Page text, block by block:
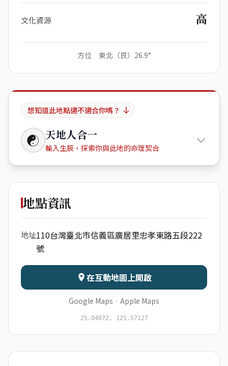
文化資源 高
方位 東北（艮）26.9°
想知道此地點適不適合你嗎？
☯ 天地人合一
輸入生辰，探索你與此地的命理契合
110台灣
地點資訊
地址110台灣臺北市信義區廣居里忠孝東路五段222
號
在互動地圖上開啟
Google Maps · Apple Maps
25.04072, 121.57127